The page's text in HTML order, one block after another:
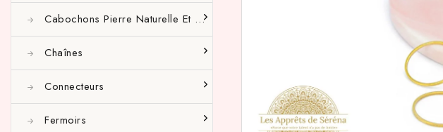
Perles À Écraser Et
Cabochons Pierre Naturelle Et Autres
Chaînes
Connecteurs
Fermoirs